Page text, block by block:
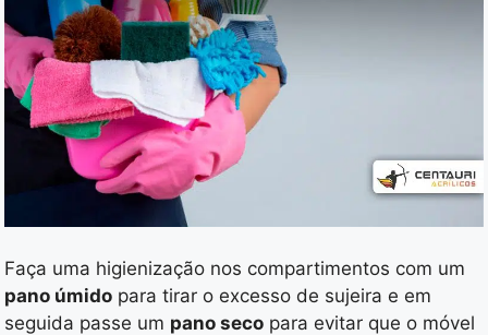
Faça uma higienização nos compartimentos com um
pano úmido para tirar o excesso de sujeira e em
seguida passe um pano seco para evitar que o móvel